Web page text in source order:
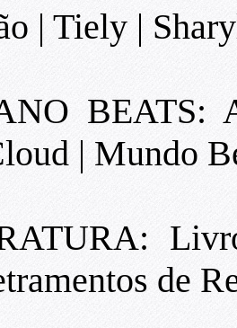
| Tiely |
BEATS:
| Mundo
de